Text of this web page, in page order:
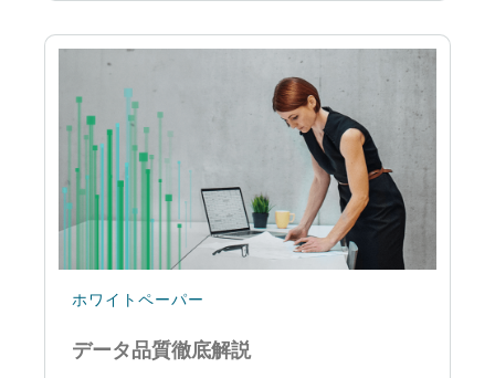
ホワイトペーパー
データ品質徹底解説